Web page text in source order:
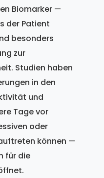
Biomarker —
der Patient
besonders
zur
Studien haben
in den
und
Tage vor
oder
können —
für die